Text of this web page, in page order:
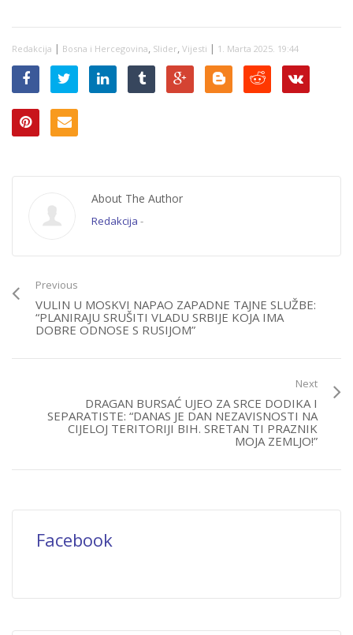
Redakcija | Bosna i Hercegovina, Slider, Vijesti | 1. Marta 2025. 19:44
About The Author
Redakcija -
Previous
VULIN U MOSKVI NAPAO ZAPADNE TAJNE SLUŽBE:
“PLANIRAJU SRUŠITI VLADU SRBIJE KOJA IMA
DOBRE ODNOSE S RUSIJOM”
Next
DRAGAN BURSAĆ UJEO ZA SRCE DODIKA I
SEPARATISTE: “DANAS JE DAN NEZAVISNOSTI NA
CIJELOJ TERITORIJI BIH. SRETAN TI PRAZNIK
MOJA ZEMLJO!”
Facebook